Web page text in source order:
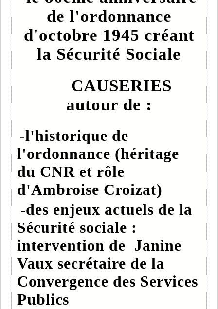
de l'ordonnance
d'octobre 1945 créant
la Sécurité Sociale
CAUSERIES
autour de :
-l'historique de
l'ordonnance (héritage
du CNR et rôle
d'Ambroise Croizat)
-des enjeux actuels de la
Sécurité sociale :
intervention de Janine
Vaux secrétaire de la
Convergence des Services
Publics